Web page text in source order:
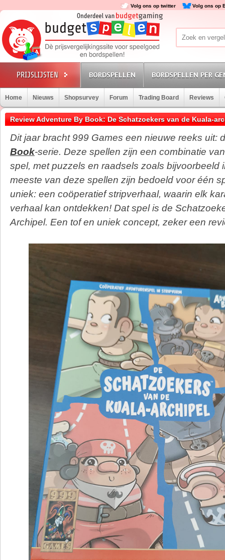
Volg ons op twitter Volg ons op
BORDSPELLEN BORDSPELLEN PER
Home Nieuws Shopsurvey Forum Trading Board Reviews
Review Adventure By Book: De Schatzoekers van de Kuala-
Dit jaar bracht 999 Games een nieuwe reeks uit:
Book-serie. Deze spellen zijn een combinatie
spel, met puzzels en raadsels zoals bijvoorbeeld
meeste van deze spellen zijn bedoeld voor één
uniek: een coöperatief stripverhaal, waarin elk
verhaal kan ontdekken! Dat spel is de
Archipel. Een tof en uniek concept, zeker een